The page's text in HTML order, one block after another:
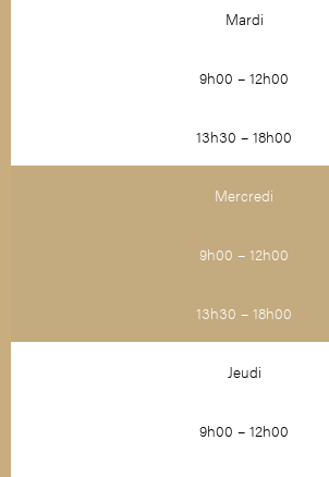
Mardi
9h00 – 12h00
13h30 – 18h00
Mercredi
9h00 – 12h00
13h30 – 18h00
Jeudi
9h00 – 12h00